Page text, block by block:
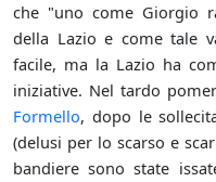
che "uno come Giorgio
della Lazio e come tale
facile, ma la Lazio ha
iniziative. Nel tardo
Formello, dopo le
(delusi per lo scarso e
bandiere sono state